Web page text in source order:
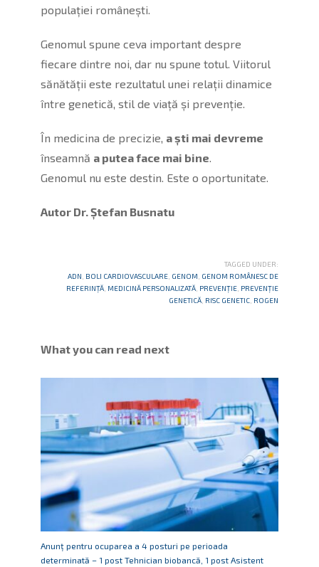
populației românești.
Genomul spune ceva important despre
fiecare dintre noi, dar nu spune totul. Viitorul
sănătății este rezultatul unei relații dinamice
între genetică, stil de viață și prevenție.
În medicina de precizie, a ști mai devreme
înseamnă a putea face mai bine.
Genomul nu este destin. Este o oportunitate.
Autor Dr. Ștefan Busnatu
TAGGED UNDER:
ADN BOLI CARDIOVASCULARE, GENOM GENOM ROMÂNESC DE
REFERINȚĂ, MEDICINĂ PERSONALIZATĂ, PREVENȚIE, PREVENȚIE
GENETICĂ, RISC GENETIC, ROGEN
What you can read next
Anunț pentru ocuparea a 4 posturi pe perioada
determinată – 1 post Tehnician biobancă, 1 post Asistent